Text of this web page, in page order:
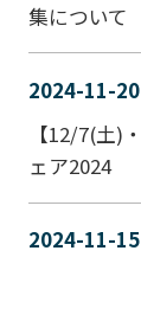
集について
2024-11-20
【12/7(土)
ェア2024
2024-11-15